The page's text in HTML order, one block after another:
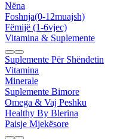
Nëna
Foshnja(0-12muajsh)
Fëmijë (1-6vjec)
Vitamina & Suplemente
Suplemente Për Shëndetin
Vitamina
Minerale
Suplemente Bimore
Omega & Vaj Peshku
Healthy By Blerina
Paisje Mjekësore